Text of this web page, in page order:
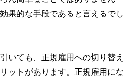
果的な手段であると言えるでし
いても、正規雇用への切り替え
ットがあります。正規雇用にな